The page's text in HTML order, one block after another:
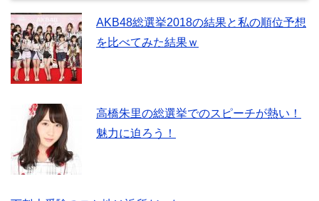
AKB48総選挙2018の結果と私の順位予想
を比べてみた結果ｗ
高橋朱里の総選挙でのスピーチが熱い！
魅力に迫ろう！